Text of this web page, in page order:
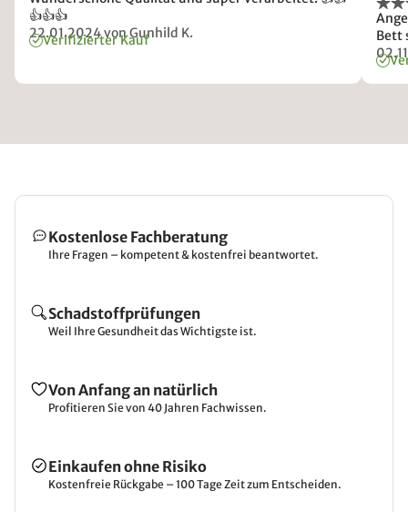
👍👍👍
22.01.2024von Gunhild K.
Verifizierter Kauf
Bett
Kostenlose Fachberatung
Ihre Fragen – kompetent & kostenfrei beantwortet.
Schadstoffprüfungen
Weil Ihre Gesundheit das Wichtigste ist.
Von Anfang an natürlich
Profitieren Sie von 40 Jahren Fachwissen.
Einkaufen ohne Risiko
Kostenfreie Rückgabe – 100 Tage Zeit zum Entscheiden.